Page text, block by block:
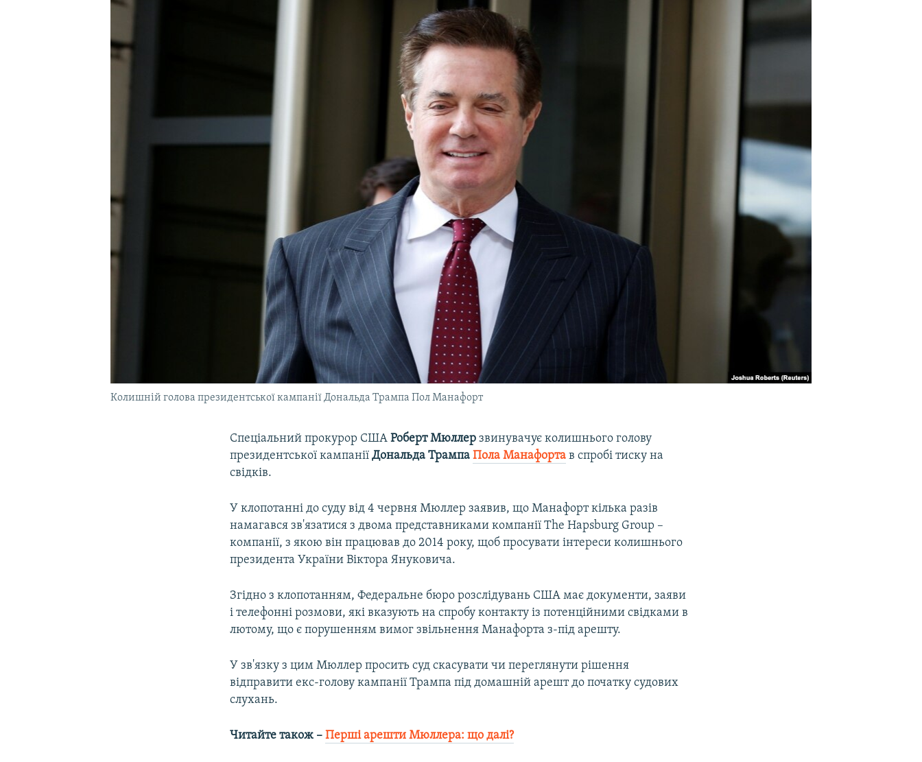
УКРАЇНСЬКА ПРОБЛЕМА КРИМУ
Колишній голова президентської кампанії Дональда Трампа Пол Манафорт
Спеціальний прокурор СШАРоберт Мюллер звинувачує колишнього голову
президентської кампаніїДональда Трампа Пола Манафорта в спробі тиску на
свідків.
У клопотанні до суду від 4 червня Мюллер заявив, що Манафорт кілька разів
намагався зв'язатися з двома представниками компанії The Hapsburg Group –
компанії, з якою він працював до 2014 року, щоб просувати інтереси колишнього
президента України Віктора Януковича.
Згідно з клопотанням, Федеральне бюро розслідувань США має документи, заяви
і телефонні розмови, які вказують на спробу контакту із потенційними свідками в
лютому, що є порушенням вимог звільнення Манафорта з-під арешту.
У зв'язку з цим Мюллер просить суд скасувати чи переглянути рішення
відправити екс-голову кампанії Трампа під домашній арешт до початку судових
слухань.
Читайте також –Перші арешти Мюллера: що далі?